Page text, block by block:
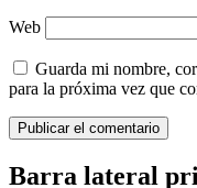
Web
Guarda mi nombre,
para la próxima vez que
Barra lateral